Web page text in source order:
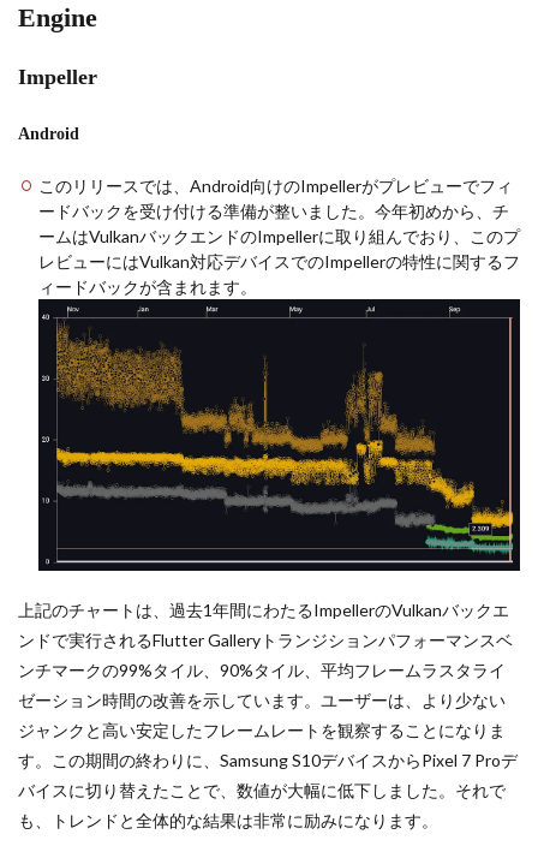
Engine
Impeller
Android
このリリースでは、Android向けのImpellerがプレビューでフィ
ードバックを受け付ける準備が整いました。今年初めから、チ
ームはVulkanバックエンドのImpellerに取り組んでおり、このプ
レビューにはVulkan対応デバイスでのImpellerの特性に関するフ
ィードバックが含まれます。
上記のチャートは、過去1年間にわたるImpellerのVulkanバックエ
ンドで実行されるFlutter Galleryトランジションパフォーマンスベ
ンチマークの99%タイル、90%タイル、平均フレームラスタライ
ゼーション時間の改善を示しています。ユーザーは、より少ない
ジャンクと高い安定したフレームレートを観察することになりま
す。この期間の終わりに、Samsung S10デバイスからPixel 7 Proデ
バイスに切り替えたことで、数値が大幅に低下しました。それで
も、トレンドと全体的な結果は非常に励みになります。